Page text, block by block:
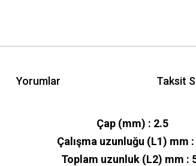
Yorumlar Taksit
Çap (mm) : 2.5
Çalışma uzunluğu (L1) mm :
Toplam uzunluk (L2) mm :